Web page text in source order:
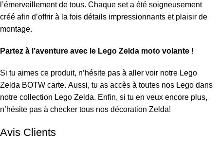
l’émerveillement de tous. Chaque set a été soigneusement
créé afin d’offrir à la fois détails impressionnants et plaisir de
montage.
Partez à l’aventure avec le Lego Zelda moto volante !
Si tu aimes ce produit, n’hésite pas à aller voir notre Lego
Zelda BOTW carte. Aussi, tu as accès à toutes nos Lego dans
notre collection Lego Zelda. Enfin, si tu en veux encore plus,
n’hésite pas à checker tous nos décoration Zelda!
Avis Clients